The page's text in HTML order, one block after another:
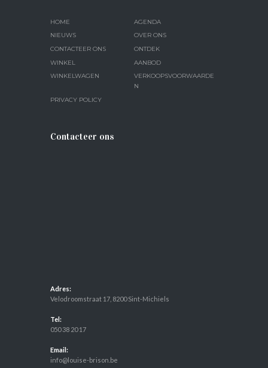
HOME
AGENDA
NIEUWS
OVER ONS
CONTACTEER ONS
ONTDEK
WINKEL
AANBOD
WINKELWAGEN
VERKOOPSVOORWAARDE
N
PRIVACY POLICY
Contacteer ons
Adres:
Velodroomstraat 17, 8200 Sint-Michiels
Tel:
050 38 20 17
Email:
info@louise-brison.be